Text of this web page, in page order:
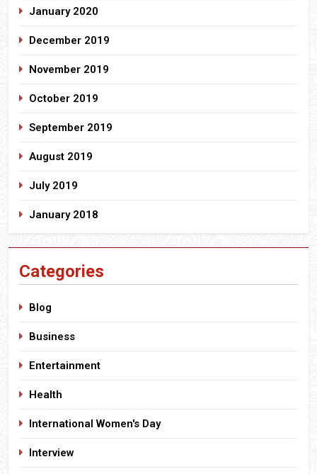
January 2020
December 2019
November 2019
October 2019
September 2019
August 2019
July 2019
January 2018
Categories
Blog
Business
Entertainment
Health
International Women's Day
Interview